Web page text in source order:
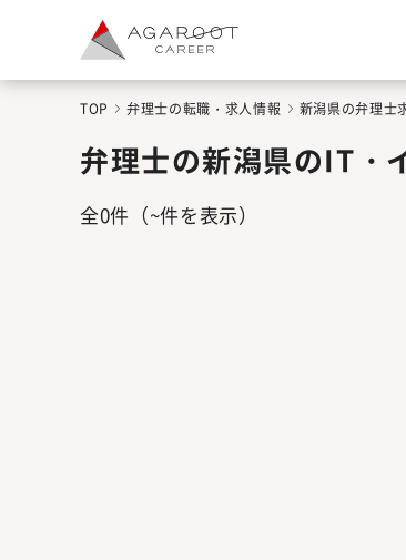
TOP 弁理士の転職・求人情報 新潟県の弁理士
弁理士の新潟県のIT・
全0件 （~件を表示）